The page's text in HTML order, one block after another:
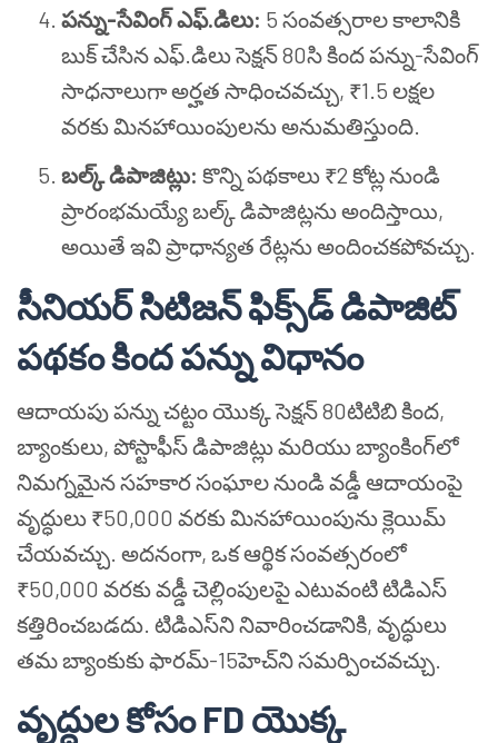
పన్ను-సేవింగ్ ఎఫ్.డిలు: 5 సంవత్సరాల కాలానికి
బుక్ చేసిన ఎఫ్.డిలు సెక్షన్ 80సి కింద పన్ను-సేవింగ్
సాధనాలుగా అర్హత సాధించవచ్చు, ₹1.5 లక్షల
వరకు మినహాయింపులను అనుమతిస్తుంది.
బల్క్ డిపాజిట్లు: కొన్ని పథకాలు ₹2 కోట్ల నుండి
ప్రారంభమయ్యే బల్క్ డిపాజిట్లను అందిస్తాయి,
అయితే ఇవి ప్రాధాన్యత రేట్లను అందించకపోవచ్చు.
సీనియర్ సిటిజన్ ఫిక్స్‌డ్ డిపాజిట్
పథకం కింద పన్ను విధానం
ఆదాయపు పన్ను చట్టం యొక్క సెక్షన్ 80టిటిబి కింద,
బ్యాంకులు, పోస్టాఫీస్ డిపాజిట్లు మరియు బ్యాంకింగ్‌లో
నిమగ్నమైన సహకార సంఘాల నుండి వడ్డీ ఆదాయంపై
వృద్ధులు ₹50,000 వరకు మినహాయింపును క్లెయిమ్
చేయవచ్చు. అదనంగా, ఒక ఆర్థిక సంవత్సరంలో
₹50,000 వరకు వడ్డీ చెల్లింపులపై ఎటువంటి టిడిఎస్
కత్తిరించబడదు. టిడిఎస్‌ని నివారించడానికి, వృద్ధులు
తమ బ్యాంకుకు ఫారమ్-15హెచ్‌ని సమర్పించవచ్చు.
వృద్ధుల కోసం FD యొక్క